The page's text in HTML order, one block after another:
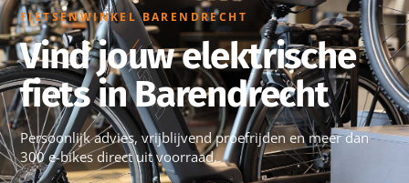
FIETSENWINKEL BARENDRECHT
Vind jouw elektrische
fiets in Barendrecht
Persoonlijk advies, vrijblijvend proefrijden en meer dan
300 e-bikes direct uit voorraad.